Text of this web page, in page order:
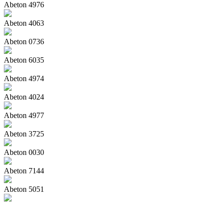
Abeton 4976
Abeton 4063
Abeton 0736
Abeton 6035
Abeton 4974
Abeton 4024
Abeton 4977
Abeton 3725
Abeton 0030
Abeton 7144
Abeton 5051